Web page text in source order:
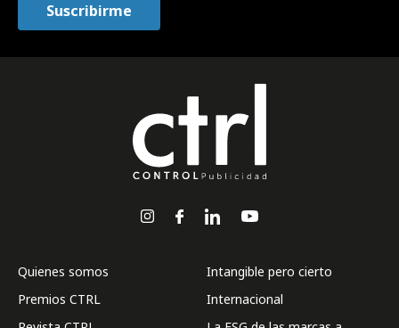
Quienes somos
Premios CTRL
Intangible pero cierto
Internacional